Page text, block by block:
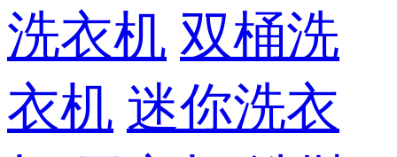
洗衣机 双桶洗
衣机 迷你洗衣